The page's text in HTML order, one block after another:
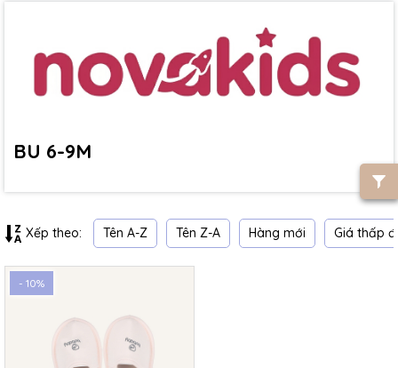
BU 6-9M
Xếp theo: Tên A-Z Tên Z-A Hàng mới Giá thấp
- 10%